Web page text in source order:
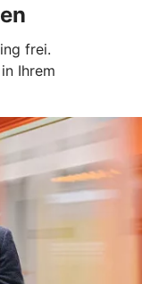
frei.
Ihrem